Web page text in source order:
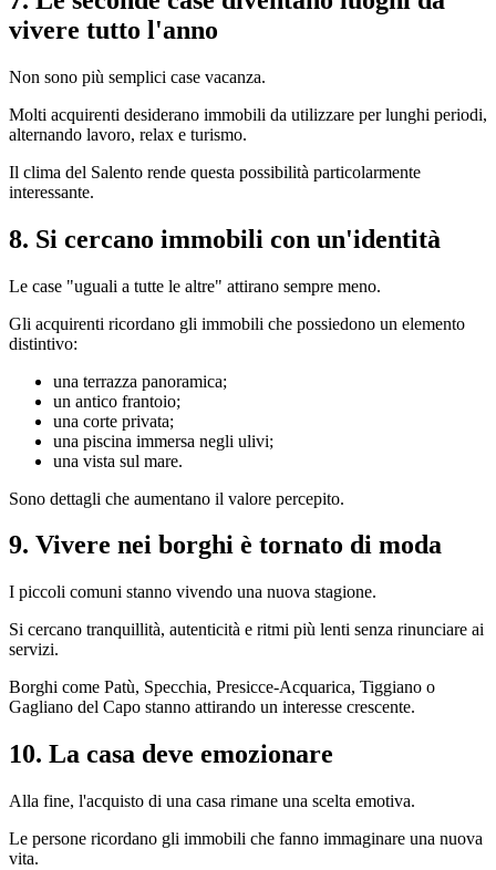
vivere tutto l'anno
Non sono più semplici case vacanza.
Molti acquirenti desiderano immobili da utilizzare per lunghi periodi,
alternando lavoro, relax e turismo.
Il clima del Salento rende questa possibilità particolarmente
interessante.
8. Si cercano immobili con un'identità
Le case "uguali a tutte le altre" attirano sempre meno.
Gli acquirenti ricordano gli immobili che possiedono un elemento
distintivo:
una terrazza panoramica;
un antico frantoio;
una corte privata;
una piscina immersa negli ulivi;
una vista sul mare.
Sono dettagli che aumentano il valore percepito.
9. Vivere nei borghi è tornato di moda
I piccoli comuni stanno vivendo una nuova stagione.
Si cercano tranquillità, autenticità e ritmi più lenti senza rinunciare ai
servizi.
Borghi come Patù, Specchia, Presicce-Acquarica, Tiggiano o
Gagliano del Capo stanno attirando un interesse crescente.
10. La casa deve emozionare
Alla fine, l'acquisto di una casa rimane una scelta emotiva.
Le persone ricordano gli immobili che fanno immaginare una nuova
vita.